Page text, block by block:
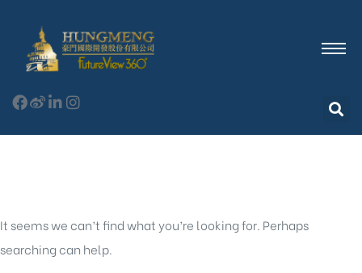
It seems we can’t find what you’re looking for. Perhaps
searching can help.